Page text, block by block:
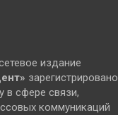
издание
зарегистрировано
в сфере связи,
коммуникаций